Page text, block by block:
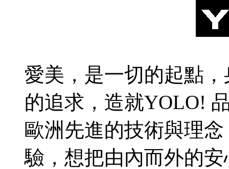
愛美，是一切的起點
的追求，造就YOLO!
歐洲先進的技術與理
驗，想把由內而外的